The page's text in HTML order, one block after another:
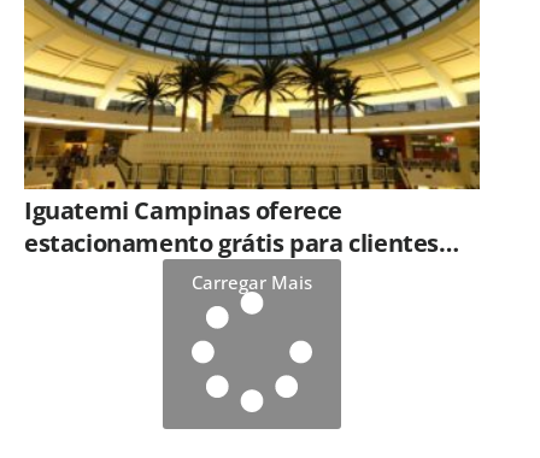
Iguatemi Campinas oferece
estacionamento grátis para clientes
que consumirem em restaurantes
Carregar Mais